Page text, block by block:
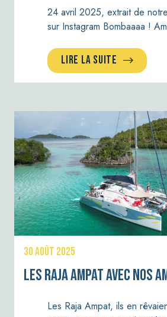
24 avril 2025, extrait de
sur Instagram Bombaaaa !
LIRE LA SUITE
30 AOÛT 2025
Les Raja Ampat avec nos
Les Raja Ampat, ils en